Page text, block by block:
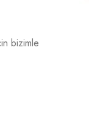
bizimle